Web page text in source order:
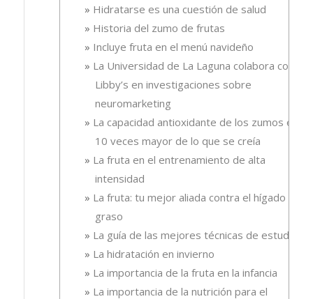
Hidratarse es una cuestión de salud
Historia del zumo de frutas
Incluye fruta en el menú navideño
La Universidad de La Laguna colabora con
Libby’s en investigaciones sobre
neuromarketing
La capacidad antioxidante de los zumos es
10 veces mayor de lo que se creía
La fruta en el entrenamiento de alta
intensidad
La fruta: tu mejor aliada contra el hígado
graso
La guía de las mejores técnicas de estudio
La hidratación en invierno
La importancia de la fruta en la infancia
La importancia de la nutrición para el